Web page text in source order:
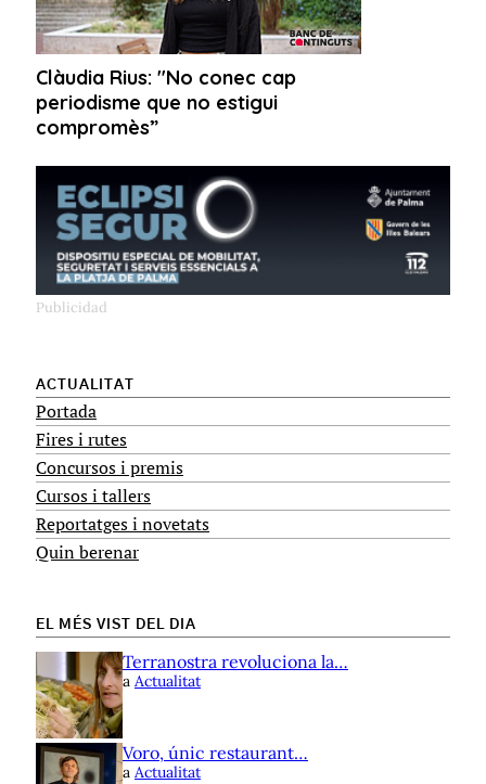
ACTUALITAT
Portada
Fires i rutes
Concursos i premis
Cursos i tallers
Reportatges i novetats
Quin berenar
EL MÉS VIST DEL DIA
Terranostra revoluciona la…
a Actualitat
Voro, únic restaurant…
a Actualitat